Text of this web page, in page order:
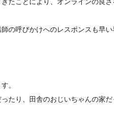
の呼びかけへのレスポンスも早い
。
たり、田舎のおじいちゃんの家だ